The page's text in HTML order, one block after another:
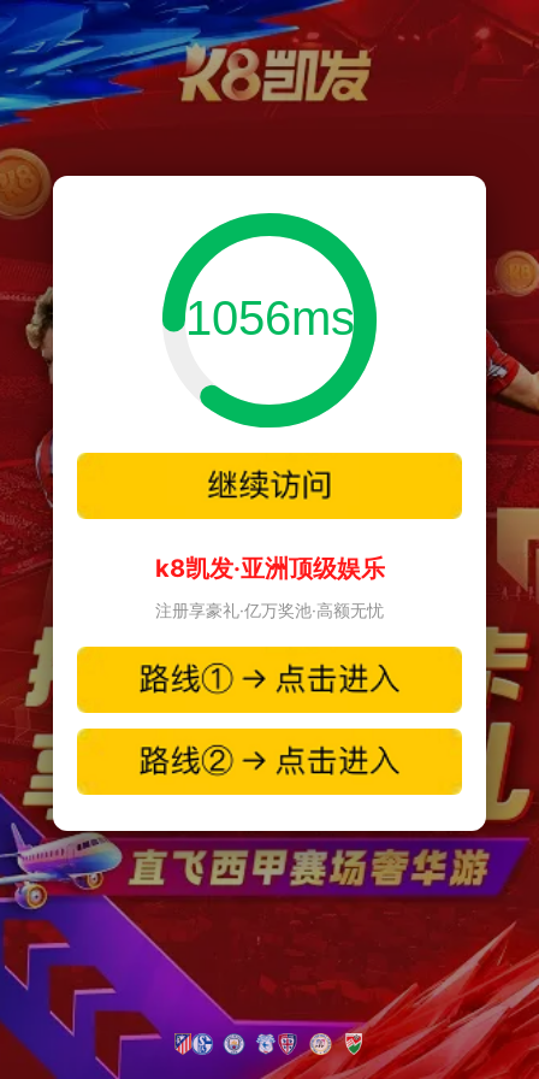
1056ms
k8凯发·亚洲顶级娱乐
注册享豪礼·亿万奖池·高额无忧